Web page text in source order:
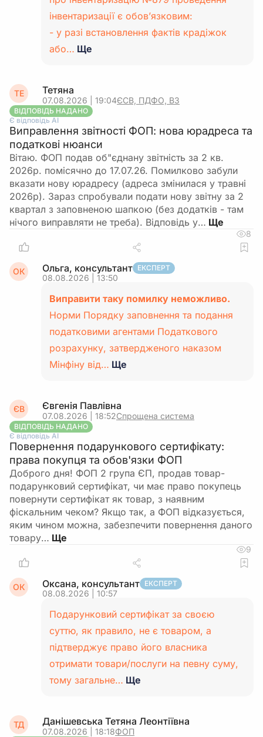
інвентаризації є обов’язковим:
- у разі встановлення фактів крадіжок
або… Ще
ТЕ Тетяна
07.08.2026 | 19:04ЄСВ, ПДФО, ВЗ
ВІДПОВІДЬ НАДАНО
Є відповідь АІ
Виправлення звітності ФОП: нова юрадреса та
податкові нюанси
Вітаю. ФОП подав об"єднану звітність за 2 кв.
2026р. помісячно до 17.07.26. Помилково забули
вказати нову юрадресу (адреса змінилася у травні
2026р). Зараз спробували подати нову звітну за 2
квартал з заповненою шапкою (без додатків - там
нічого виправляти не треба). Відповідь у…
8
ОК Ольга, консультант ЕКСПЕРТ
08.08.2026 | 13:50
Виправити таку помилку неможливо.
Норми Порядку заповнення та подання
податковими агентами Податкового
розрахунку, затвердженого наказом
Мінфіну від… Ще
ЄВ Євгенія Павлівна
07.08.2026 | 18:52Спрощена система
ВІДПОВІДЬ НАДАНО
Є відповідь АІ
Повернення подарункового сертифікату:
права покупця та обов'язки ФОП
Доброго дня! ФОП 2 група ЄП, продав товар-
подарунковий сертифікат, чи має право покупець
повернути сертифікат як товар, з наявним
фіскальним чеком? Якщо так, а ФОП відказується,
яким чином можна, забезпечити повернення даного
товару…
9
ОК Оксана, консультант ЕКСПЕРТ
08.08.2026 | 10:57
Подарунковий сертифікат за своєю
суттю, як правило, не є товаром, а
підтверджує право його власника
отримати товари/послуги на певну суму,
тому загальне… Ще
ТД Данішевська Тетяна Леонтіївна
07.08.2026 | 18:18ФОП